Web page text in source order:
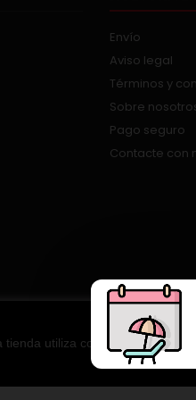
tienda utiliza cookies y otras
Envío
Aviso legal
Términos y
Sobre
Pago seguro
Contacte con